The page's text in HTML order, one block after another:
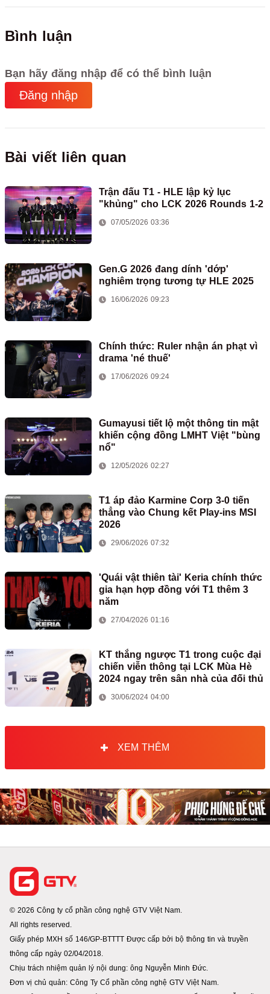
Bình luận
Bạn hãy đăng nhập để có thể bình luận
Đăng nhập
Bài viết liên quan
Trận đấu T1 - HLE lập kỷ lục
"khủng" cho LCK 2026 Rounds 1-2
07/05/2026 03:36
Gen.G 2026 đang dính 'dớp'
nghiêm trọng tương tự HLE 2025
16/06/2026 09:23
Chính thức: Ruler nhận án phạt vì
drama 'né thuế'
17/06/2026 09:24
Gumayusi tiết lộ một thông tin mật
khiến cộng đồng LMHT Việt "bùng
nổ"
12/05/2026 02:27
T1 áp đảo Karmine Corp 3-0 tiến
thẳng vào Chung kết Play-ins MSI
2026
29/06/2026 07:32
'Quái vật thiên tài' Keria chính thức
gia hạn hợp đồng với T1 thêm 3
năm
27/04/2026 01:16
KT thắng ngược T1 trong cuộc đại
chiến viễn thông tại LCK Mùa Hè
2024 ngay trên sân nhà của đối thủ
30/06/2024 04:00
XEM THÊM
© 2026 Công ty cổ phần công nghệ GTV Việt Nam.
All rights reserved.
Giấy phép MXH số 146/GP-BTTTT Được cấp bởi bộ thông tin và truyền
thông cấp ngày 02/04/2018.
Chịu trách nhiệm quản lý nội dung: ông Nguyễn Minh Đức.
Đơn vị chủ quản: Công Ty Cổ phần công nghệ GTV Việt Nam.